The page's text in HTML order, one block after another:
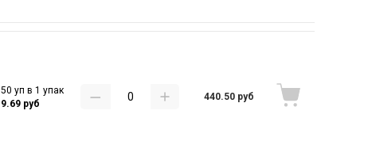
50 уп в 1 упак
9.69 руб
440.50 руб